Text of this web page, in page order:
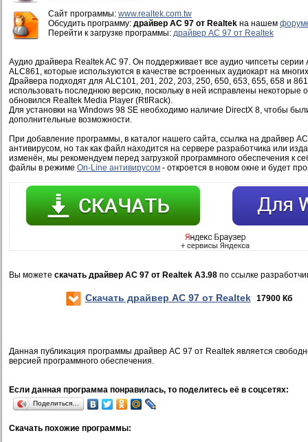
Cайт программы: www.realtek.com.tw
Обсудить программу: драйвер AC 97 от Realtek на нашем
Перейти к загрузке программы: драйвер AC 97 от Realtek
Аудио драйвера Realtek AC 97. Он поддерживает все аудио чипсеты серии
ALC861, которые используются в качестве встроенных аудиокарт на
Драйвера подходят для ALC101, 201, 202, 203, 250, 650, 653, 655, 658 и
использовать последнюю версию, поскольку в ней исправлены некоторые
обновился Realtek Media Player (RtlRack).
Для установки на Windows 98 SE необходимо наличие DirectX 8, чтобы
дополнительные возможности.
При добавление программы, в каталог нашего сайта, ссылка на драйвер
антивирусом, но так как файл находится на сервере разработчика или
изменён, мы рекомендуем перед загрузкой программного обеспечения к
файлы в режиме On-Line антивирусом - откроется в новом окне и будет
Вы можете скачать драйвер AC 97 от Realtek A3.98 по ссылке
Скачать драйвер AC 97 от Realtek 17900 Кб
Данная публикация программы драйвер AC 97 от Realtek является
версией программного обеспечения.
Если данная программа понравилась, то поделитесь её в соцсетях:
Поделиться…
Скачать похожие программы: